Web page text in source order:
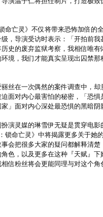
亡灵》不仅将带来恐怖加倍的
，导演受访时表示：「开拍前我
史的废弃监狱考察，我相信唯有
境，我们才能真实呈现出囚禁那
在一次偶然的案件调查中，却
面对内心最害怕的秘密，「恐惧
」面对内心深处最恐惧的黑暗阴
灵媒的琳雪伊无疑是贯穿电影
锁命亡灵》中将揭露更多关于她
会把很多大家的疑问都解释清楚
色，以及更多在这种『天赋』下
信粉丝将会更能同理与对这个角